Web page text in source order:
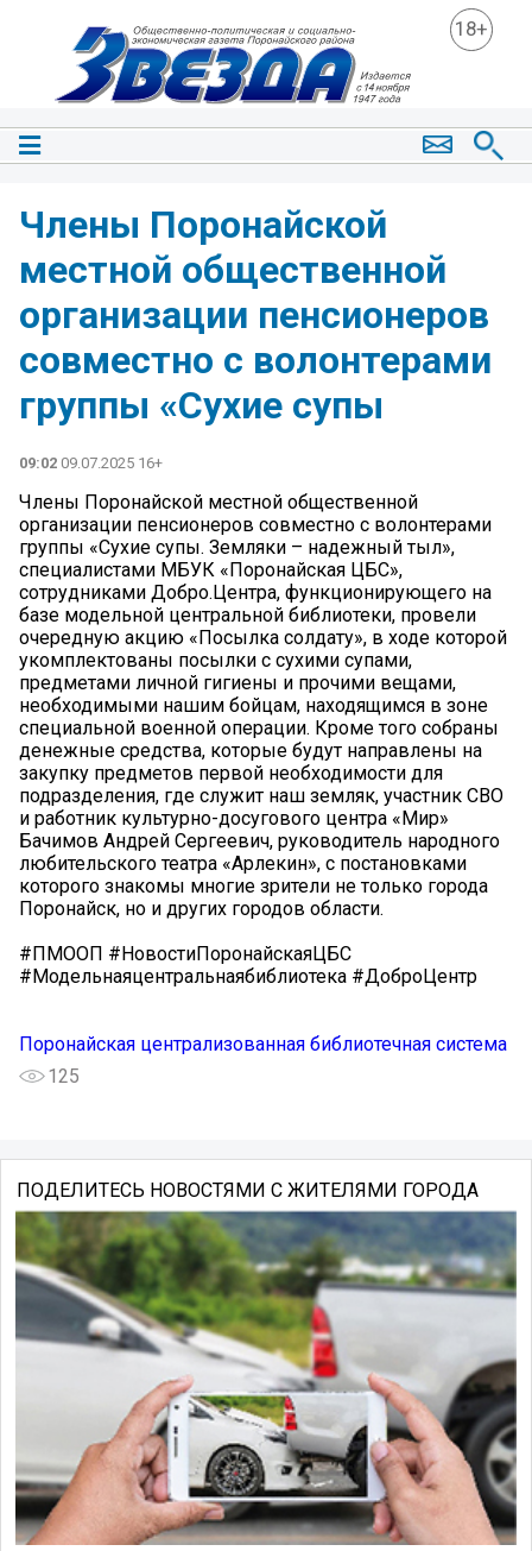
18+
Члены Поронайской
местной общественной
организации пенсионеров
совместно с волонтерами
группы «Сухие супы
09:02 09.07.2025 16+
Члены Поронайской местной общественной
организации пенсионеров совместно с волонтерами
группы «Сухие супы. Земляки – надежный тыл»,
специалистами МБУК «Поронайская ЦБС»,
сотрудниками Добро.Центра, функционирующего на
базе модельной центральной библиотеки, провели
очередную акцию «Посылка солдату», в ходе которой
укомплектованы посылки с сухими супами,
предметами личной гигиены и прочими вещами,
необходимыми нашим бойцам, находящимся в зоне
специальной военной операции. Кроме того собраны
денежные средства, которые будут направлены на
закупку предметов первой необходимости для
подразделения, где служит наш земляк, участник СВО
и работник культурно-досугового центра «Мир»
Бачимов Андрей Сергеевич, руководитель народного
любительского театра «Арлекин», с постановками
которого знакомы многие зрители не только города
Поронайск, но и других городов области.
#ПМООП #НовостиПоронайскаяЦБС
#Модельнаяцентральнаябиблиотека #ДоброЦентр
Поронайская централизованная библиотечная система
125
ПОДЕЛИТЕСЬ НОВОСТЯМИ С ЖИТЕЛЯМИ ГОРОДА